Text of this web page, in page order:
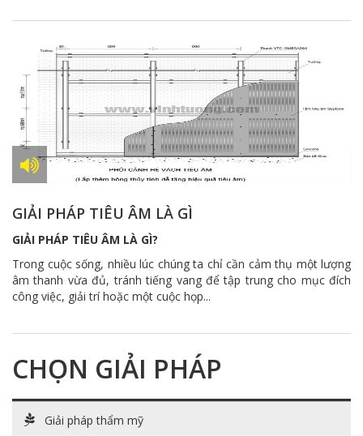
GIẢI PHÁP TIÊU ÂM LÀ GÌ
GIẢI PHÁP TIÊU ÂM LÀ GÌ?
Trong cuộc sống, nhiều lúc chúng ta chỉ cần cảm thụ một lượng
âm thanh vừa đủ, tránh tiếng vang để tập trung cho mục đích
công việc, giải trí hoặc một cuộc họp...
CHỌN GIẢI PHÁP
Giải pháp thẩm mỹ